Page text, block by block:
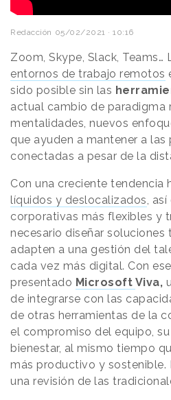
Redacción 05/02/2021 · 10:16
Zoom, Skype, Slack,
entornos de trabajo remotos
sido posible sin las
actual cambio de paradigma
mentalidades, nuevos
que ayuden a mantener a
conectadas a pesar de la
Con una creciente tendencia
líquidos y deslocalizados,
corporativas más flexibles y
necesario diseñar
adapten a una gestión del
cada vez más digital. Con
presentado Microsoft Viva,
de integrarse con las
de otras herramientas de la
el compromiso del equipo,
bienestar, al mismo tiempo
más productivo y sostenible.
una revisión de las